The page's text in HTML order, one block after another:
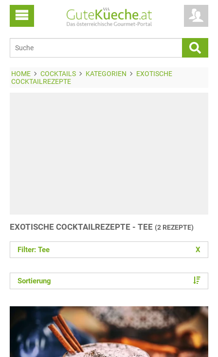
HOME COCKTAILS KATEGORIEN
EXOTISCHE
COCKTAILREZEPTE
EXOTISCHE COCKTAILREZEPTE - TEE (2 REZEPTE)
Filter: Tee X
Sortierung